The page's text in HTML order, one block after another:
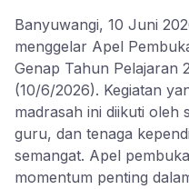
Banyuwangi, 10 Juni
menggelar Apel
Genap Tahun Pelajaran
(10/6/2026). Kegiatan
madrasah ini diikuti oleh
guru, dan tenaga
semangat. Apel
momentum penting